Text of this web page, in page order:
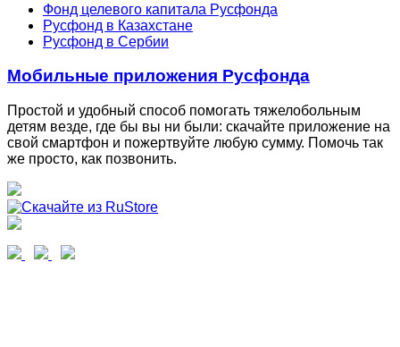
Фонд целевого капитала Русфонда
Русфонд в Казахстане
Русфонд в Сербии
Мобильные приложения Русфонда
Простой и удобный способ помогать тяжелобольным
детям везде, где бы вы ни были: скачайте приложение на
свой смартфон и пожертвуйте любую сумму. Помочь так
же просто, как позвонить.